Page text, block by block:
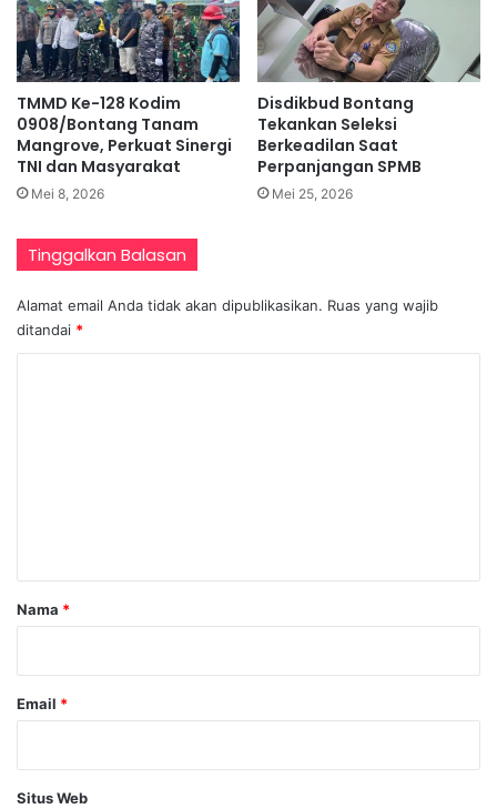
TMMD Ke-128 Kodim
0908/Bontang Tanam
Mangrove, Perkuat Sinergi
TNI dan Masyarakat
Mei 8, 2026
Disdikbud Bontang
Tekankan Seleksi
Berkeadilan Saat
Perpanjangan SPMB
Mei 25, 2026
Tinggalkan Balasan
Alamat email Anda tidak akan dipublikasikan. Ruas yang wajib
ditandai *
r
Nama *
Email *
Situs Web